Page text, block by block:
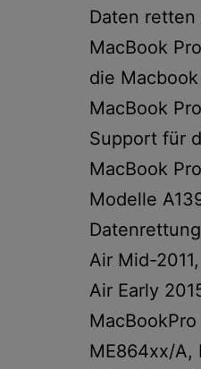
Daten
MacBook
die
MacBook
Support für
MacBook
Modelle
Air Mid-
Air Early
ME864xx/A,